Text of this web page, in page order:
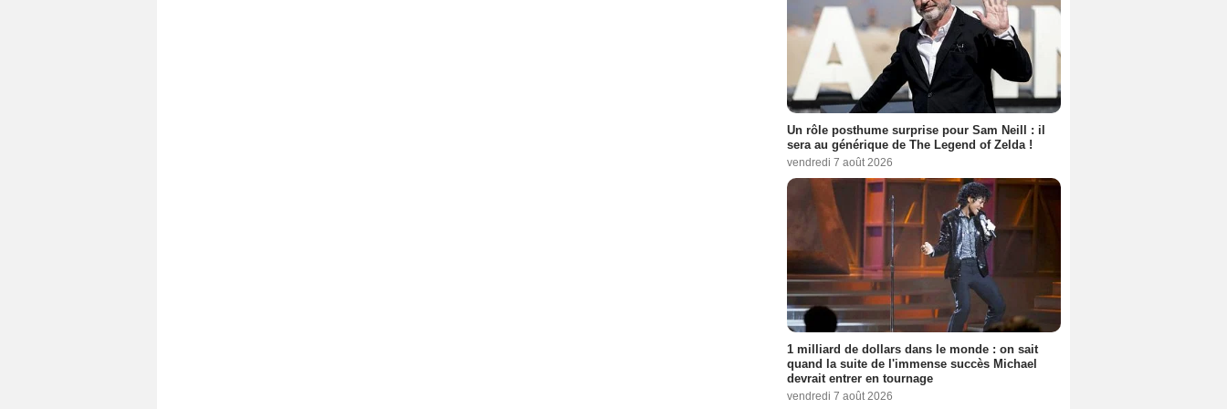
Un rôle posthume surprise pour Sam Neill : il
sera au générique de The Legend of Zelda !
vendredi 7 août 2026
1 milliard de dollars dans le monde : on sait
quand la suite de l'immense succès Michael
devrait entrer en tournage
vendredi 7 août 2026